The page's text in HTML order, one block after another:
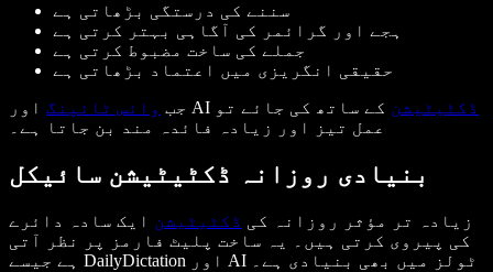
سننے کی درستگی بڑھاتی ہے
ہجے اور گرائمر کی آگاہی بہتر کرتی ہے
جملے کی ساخت مضبوط کرتی ہے
حقیقی انگریزی میں اعتماد بڑھاتی ہے
جب وائس ٹائپنگ اور AI ڈکٹیٹیشن کے ساتھ کی جائے تو
عمل تیز اور زیادہ فائدہ مند بن جاتا ہے۔
بنیادی روزانہ ڈکٹیٹیشن سائیکل
زیادہ تر مؤثر روزانہ کی ڈکٹیٹیشن ایک سادہ دائرے
کی پیروی کرتی ہیں۔ یہ ساخت پلیٹ فارمز پر نظر آتی
ہے جیسے DailyDictation اور AI ٹولز میں بھی بنیادی ہے۔